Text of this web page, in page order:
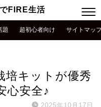
FIRE生活
題 超初心者向け サイトマッ
培キットが優秀
心安全♪
2025年10月17日